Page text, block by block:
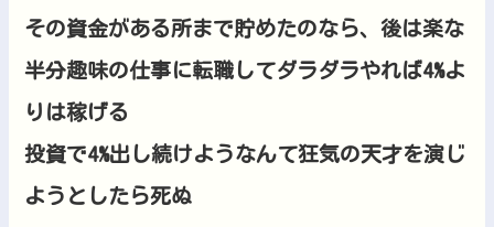
その資金がある所まで貯めたのなら、後は楽な
半分趣味の仕事に転職してダラダラやれば4%よ
りは稼げる
投資で4%出し続けようなんて狂気の天才を演じ
ようとしたら死ぬ